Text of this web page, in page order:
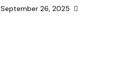
September 26, 2025